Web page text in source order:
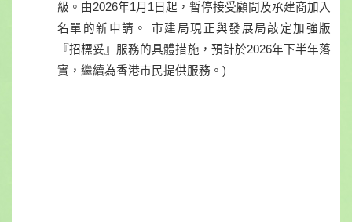
級。由2026年1月1日起，暫停接受顧問及承建商加入
名單的新申請。 市建局現正與發展局敲定加強版
『招標妥』服務的具體措施，預計於2026年下半年落
實，繼續為香港市民提供服務。)